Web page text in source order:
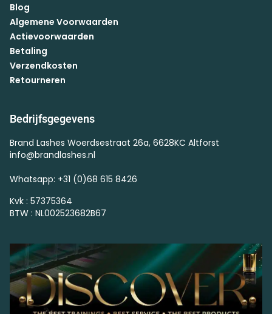
Blog
Algemene Voorwaarden
Actievoorwaarden
Betaling
Verzendkosten
Retourneren
Bedrijfsgegevens
Brand Lashes Woerdsestraat 26a, 6628KC Altforst
info@brandlashes.nl
Whatsapp: +31 (0)68 615 8426
Kvk : 57375364
BTW : NL002523682B67